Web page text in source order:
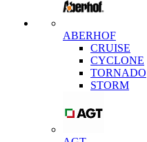
ABERHOF
CRUISE
CYCLONE
TORNADO
STORM